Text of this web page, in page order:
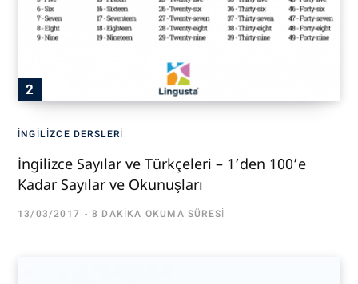
İNGILIZCE DERSLERI
İngilizce Sayılar ve Türkçeleri – 1’den 100’e
Kadar Sayılar ve Okunuşları
13/03/2017 8 DAKIKA OKUMA SÜRESI